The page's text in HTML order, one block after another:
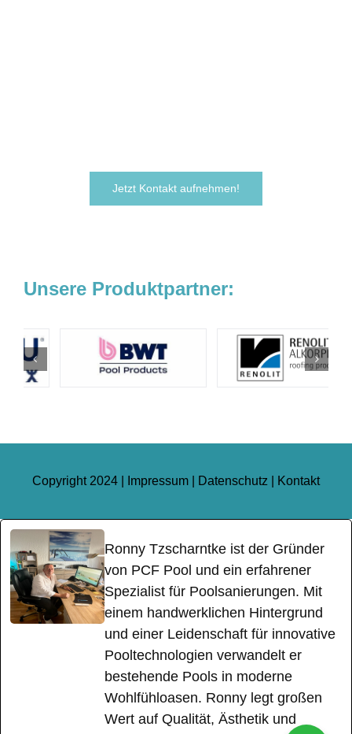
Jetzt Kontakt aufnehmen!
Unsere Produktpartner:
Copyright 2024 | Impressum Datenschutz Kontakt
Ronny Tzscharntke ist der Gründer
von PCF Pool und ein erfahrener
Spezialist für Poolsanierungen. Mit
einem handwerklichen Hintergrund
und einer Leidenschaft für innovative
Pooltechnologien verwandelt er
bestehende Pools in moderne
Wohlfühloasen. Ronny legt großen
Wert auf Qualität, Ästhetik und